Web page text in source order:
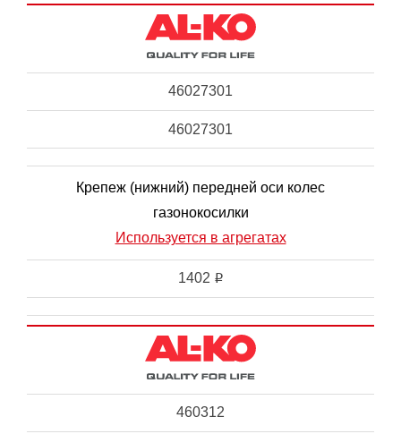
46027301
46027301
Крепеж (нижний) передней оси колес
газонокосилки
Используется в агрегатах
1402 i
460312